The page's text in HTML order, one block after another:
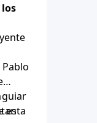
guiar
esta